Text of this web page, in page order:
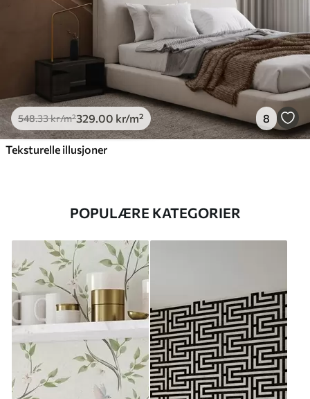
548.33kr/m²329.00 kr/m² 8
Teksturelle illusjoner
POPULÆRE KATEGORIER